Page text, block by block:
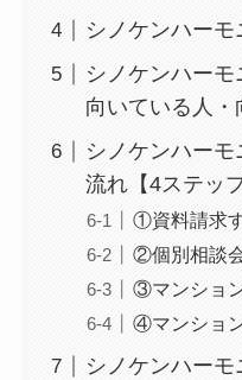
シノケンハーモ
シノケンハー
向いている人・
シノケンハー
流れ【4ステッ
①資料請求
②個別相談
③マンショ
④マンショ
シノケンハー